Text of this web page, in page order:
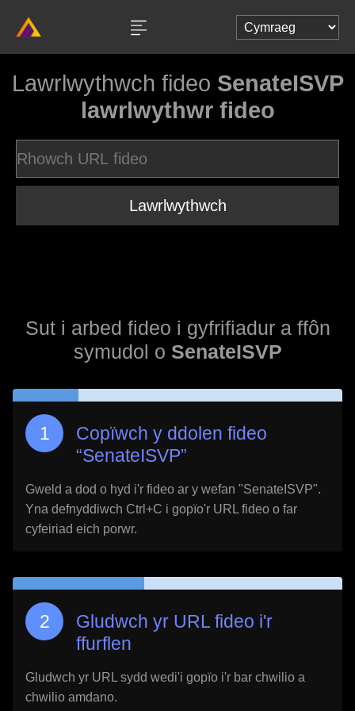
Lawrlwythwch fideo SenateISVP
lawrlwythwr fideo
Lawrlwythwch
Sut i arbed fideo i gyfrifiadur a ffôn
symudol o SenateISVP
Copïwch y ddolen fideo
“SenateISVP”
Gweld a dod o hyd i'r fideo ar y wefan "SenateISVP".
Yna defnyddiwch Ctrl+C i gopïo'r URL fideo o far
cyfeiriad eich porwr.
Gludwch yr URL fideo i'r
ffurflen
Gludwch yr URL sydd wedi'i gopïo i'r bar chwilio a
chwilio amdano.